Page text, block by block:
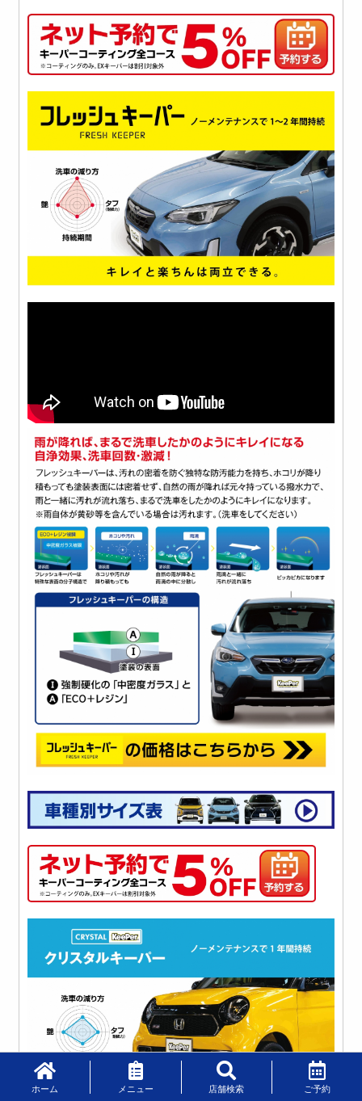
ホーム メニュー 店舗検索 ご予約